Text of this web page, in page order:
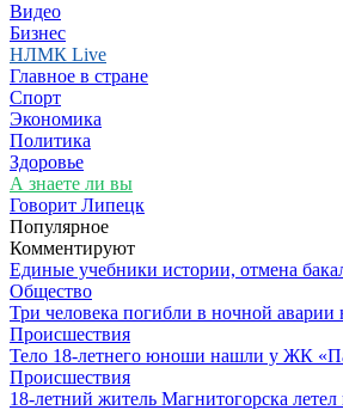
Видео
Бизнес
НЛМК Live
Главное в стране
Спорт
Экономика
Политика
Здоровье
А знаете ли вы
Говорит Липецк
Популярное
Комментируют
Единые учебники истории, отмена
Общество
Три человека погибли в ночной
Происшествия
Тело 18-летнего юноши нашли у ЖК
Происшествия
18-летний житель Магнитогорска